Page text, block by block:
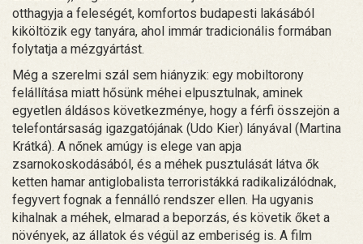
otthagyja a feleségét, komfortos budapesti lakásából
kiköltözik egy tanyára, ahol immár tradicionális formában
folytatja a mézgyártást.
Még a szerelmi szál sem hiányzik: egy mobiltorony
felállítása miatt hősünk méhei elpusztulnak, aminek
egyetlen áldásos következménye, hogy a férfi összejön a
telefontársaság igazgatójának (Udo Kier) lányával (Martina
Krátká). A nőnek amúgy is elege van apja
zsarnokoskodásából, és a méhek pusztulását látva ők
ketten hamar antiglobalista terroristákká radikalizálódnak,
fegyvert fognak a fennálló rendszer ellen. Ha ugyanis
kihalnak a méhek, elmarad a beporzás, és követik őket a
növények, az állatok és végül az emberiség is. A film